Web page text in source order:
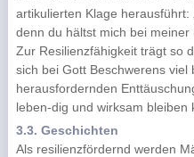
artikulierten Klage herausführt:
denn du hältst mich bei meiner
Zur Resilienzfähigkeit trägt so
sich bei Gott Beschwerens viel
herausfordernden
leben-dig und wirksam bleiben
3.3. Geschichten
Als resilienzfördernd werden